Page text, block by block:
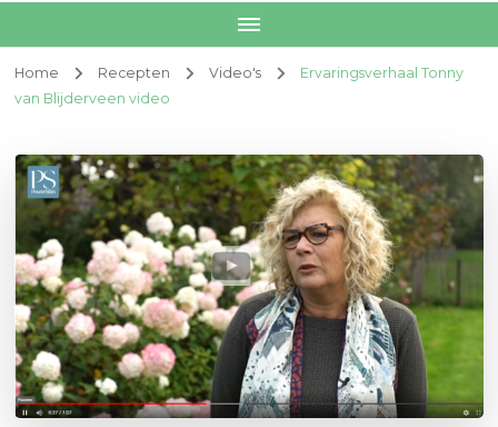
Home Recepten Video's
Ervaringsverhaal Tonny
van Blijderveen video